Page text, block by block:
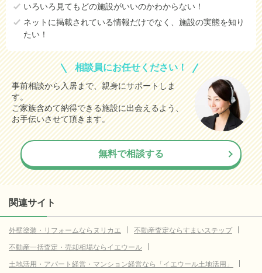
いろいろ見てもどの施設がいいのかわからない！
ネットに掲載されている情報だけでなく、施設の実態を知り
たい！
相談員にお任せください！
事前相談から入居まで、親身にサポートしま
す。
ご家族含めて納得できる施設に出会えるよう、
お手伝いさせて頂きます。
無料で相談する
関連サイト
外壁塗装・リフォームならヌリカエ
不動産査定ならすまいステップ
不動産一括査定・売却相場ならイエウール
土地活用・アパート経営・マンション経営なら「イエウール土地活用」